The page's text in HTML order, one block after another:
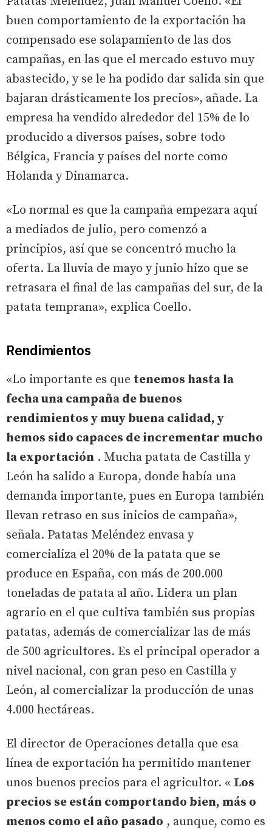
buen comportamiento de la exportación ha
compensado ese solapamiento de las dos
campañas, en las que el mercado estuvo muy
abastecido, y se le ha podido dar salida sin que
bajaran drásticamente los precios», añade. La
empresa ha vendido alrededor del 15% de lo
producido a diversos países, sobre todo
Bélgica, Francia y países del norte como
Holanda y Dinamarca.
«Lo normal es que la campaña empezara aquí
a mediados de julio, pero comenzó a
principios, así que se concentró mucho la
oferta. La lluvia de mayo y junio hizo que se
retrasara el final de las campañas del sur, de la
patata temprana», explica Coello.
Rendimientos
«Lo importante es que tenemos hasta la
fecha una campaña de buenos
rendimientos y muy buena calidad, y
hemos sido capaces de incrementar mucho
la exportación . Mucha patata de Castilla y
León ha salido a Europa, donde había una
demanda importante, pues en Europa también
llevan retraso en sus inicios de campaña»,
señala. Patatas Meléndez envasa y
comercializa el 20% de la patata que se
produce en España, con más de 200.000
toneladas de patata al año. Lidera un plan
agrario en el que cultiva también sus propias
patatas, además de comercializar las de más
de 500 agricultores. Es el principal operador a
nivel nacional, con gran peso en Castilla y
León, al comercializar la producción de unas
4.000 hectáreas.
El director de Operaciones detalla que esa
línea de exportación ha permitido mantener
unos buenos precios para el agricultor. « Los
precios se están comportando bien, más o
menos como el año pasado , aunque, como es